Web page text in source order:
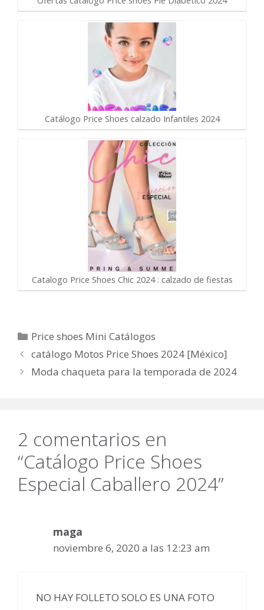
Catálogo Price Shoes calzado Infantiles 2024
Catalogo Price Shoes Chic 2024 : calzado de fiestas
Categorías
Price shoes Mini Catálogos
catálogo Motos Price Shoes 2024 [México]
Moda chaqueta para la temporada de 2024
2 comentarios en
“Catálogo Price Shoes
Especial Caballero 2024”
maga
noviembre 6, 2020 a las 12:23 am
NO HAY FOLLETO SOLO ES UNA FOTO